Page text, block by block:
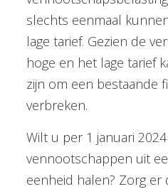
slechts eenmaal
lage tarief. Gezien de
hoge en het lage tarief
zijn om een bestaande
verbreken.
Wilt u per 1 januari
vennootschappen uit
eenheid halen? Zorg